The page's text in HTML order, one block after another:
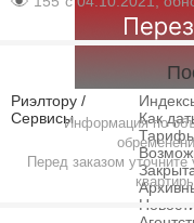
Риэлтору /
Сервисы
Как
Информация по
Перед заказом